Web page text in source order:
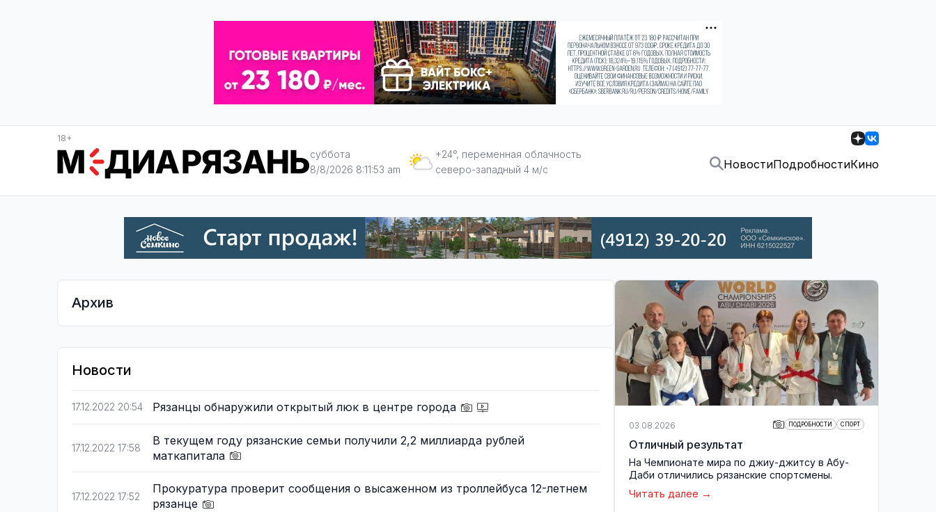
18+
суббота
8/8/2026 8:11:54 am
+24°, переменная облачность
северо-западный 4 м/с
НовостиПодробностиКино
Архив
Новости
17.12.2022 20:54 Рязанцы обнаружили открытый люк в центре города
17.12.2022 17:58
В текущем году рязанские семьи получили 2,2 миллиарда рублей
маткапитала
17.12.2022 17:52
Прокуратура проверит сообщения о высаженном из троллейбуса 12-летнем
рязанце
03.08.2026 ПОДРОБНОСТИ СПОРТ
Отличный результат
На Чемпионате мира по джиу-джитсу в Абу-
Даби отличились рязанские спортсмены.
Читать далее